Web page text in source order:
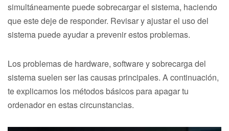
simultáneamente puede sobrecargar el sistema, haciendo
que este deje de responder. Revisar y ajustar el uso del
sistema puede ayudar a prevenir estos problemas.
Los problemas de hardware, software y sobrecarga del
sistema suelen ser las causas principales. A continuación,
te explicamos los métodos básicos para apagar tu
ordenador en estas circunstancias.